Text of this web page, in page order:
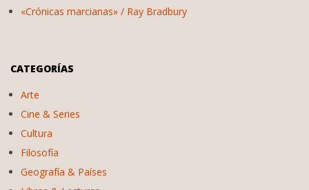
«Crónicas marcianas» / Ray Bradbury
CATEGORÍAS
Arte
Cine & Series
Cultura
Filosofía
Geografía & Países